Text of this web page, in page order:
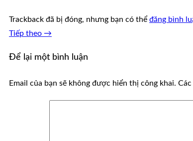
Trackback đã bị đóng, nhưng bạn có thể đăng bình
Tiếp theo →
Để lại một bình luận
Email của bạn sẽ không được hiển thị công khai.